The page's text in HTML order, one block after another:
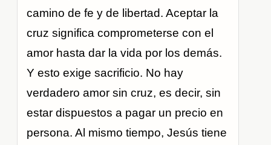
camino de fe y de libertad. Aceptar la
cruz significa comprometerse con el
amor hasta dar la vida por los demás.
Y esto exige sacrificio. No hay
verdadero amor sin cruz, es decir, sin
estar dispuestos a pagar un precio en
persona. Al mismo tiempo, Jesús tiene